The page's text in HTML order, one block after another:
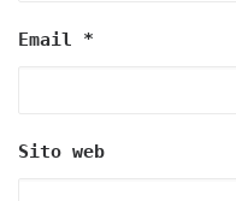
Email *
Sito web